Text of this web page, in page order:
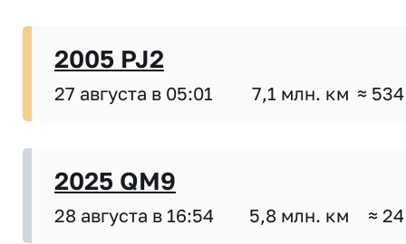
2005 PJ2
27 августа в 05:01 7,1 млн. км ≈
2025 QM9
28 августа в 16:54 5,8 млн. км ≈